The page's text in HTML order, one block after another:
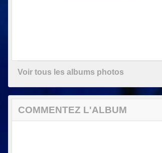
Voir tous les albums photos
COMMENTEZ L'ALBUM